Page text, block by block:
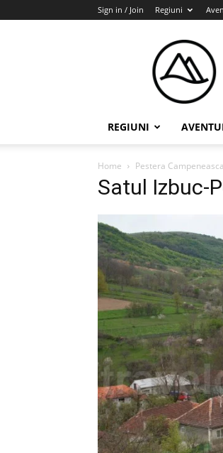
Sign in / Join Regiuni
REGIUNI
Home Pestera
Satul Izbuc-